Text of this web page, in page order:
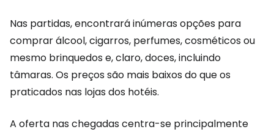
Nas partidas, encontrará inúmeras opções para
comprar álcool, cigarros, perfumes, cosméticos ou
mesmo brinquedos e, claro, doces, incluindo
tâmaras. Os preços são mais baixos do que os
praticados nas lojas dos hotéis.
A oferta nas chegadas centra-se principalmente